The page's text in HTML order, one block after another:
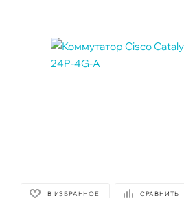
В ИЗБРАННОЕ СРАВНИТЬ